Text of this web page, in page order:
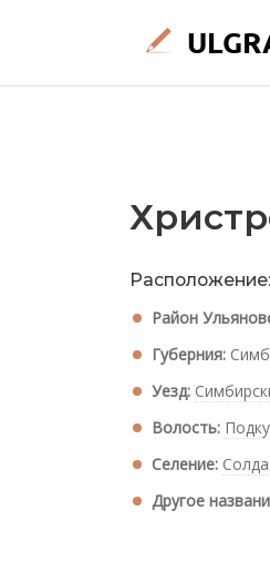
Расположение:
Район
Губерния:
Уезд:
Волость:
Селение:
Другое